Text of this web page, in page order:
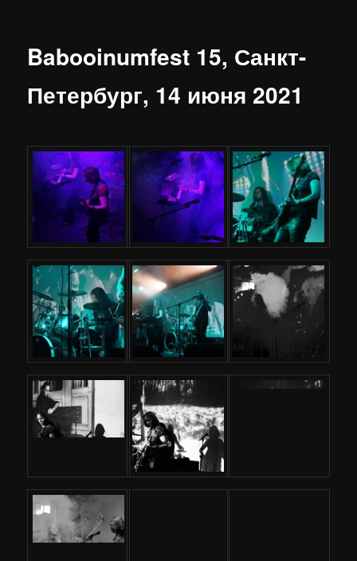
Babooinumfest 15, Санкт-
Петербург, 14 июня 2021